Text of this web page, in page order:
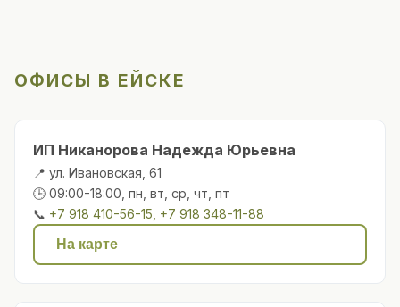
ОФИСЫ В ЕЙСКЕ
ИП Никанорова Надежда Юрьевна
📍 ул. Ивановская, 61
🕒 09:00-18:00, пн, вт, ср, чт, пт
📞 +7 918 410-56-15, +7 918 348-11-88
На карте